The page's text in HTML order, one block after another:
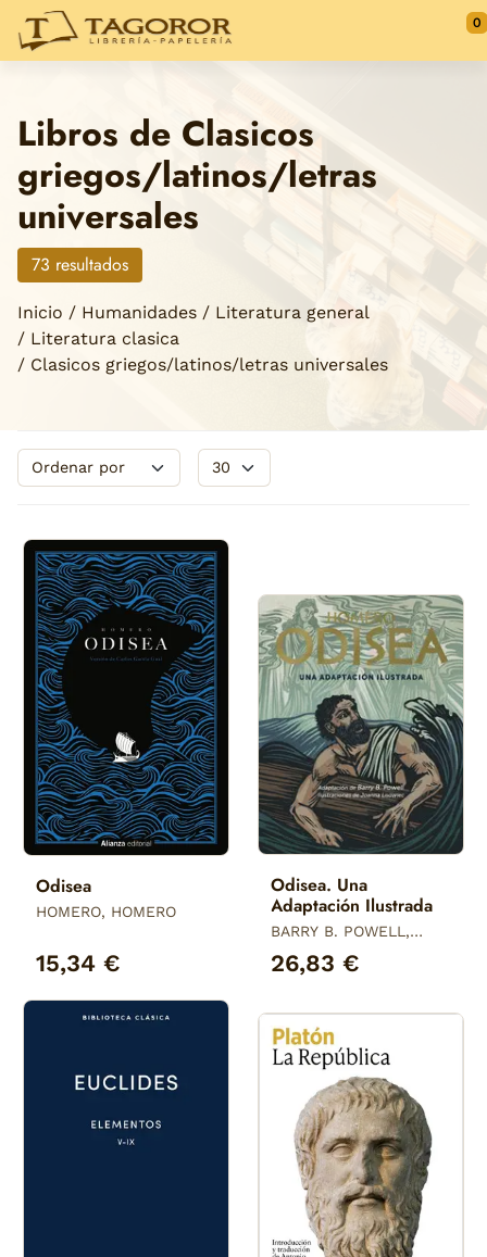
Saltar al contenido principal
0
Libros de Clasicos
griegos/latinos/letras
universales
73 resultados
Inicio Humanidades
Literatura general
Literatura clasica
Clasicos griegos/latinos/letras universales
Odisea
HOMERO, HOMERO
15,34 €
Odisea. Una
Adaptación Ilustrada
BARRY B. POWELL,
HOMERO
26,83 €